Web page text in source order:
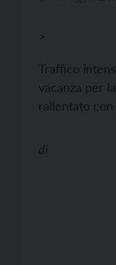
>
Traffico
vacanza per
rallentato con
di